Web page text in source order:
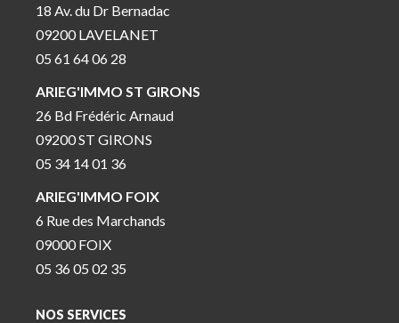
18 Av. du Dr Bernadac
09200 LAVELANET
05 61 64 06 28
ARIEG'IMMO ST GIRONS
26 Bd Frédéric Arnaud
09200 ST GIRONS
05 34 14 01 36
ARIEG'IMMO FOIX
6 Rue des Marchands
09000 FOIX
05 36 05 02 35
NOS SERVICES